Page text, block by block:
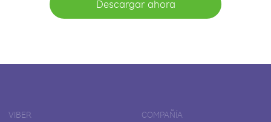
Descargar ahora
VIBER COMPAÑÍA